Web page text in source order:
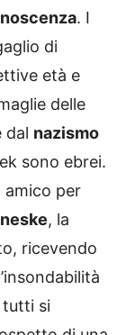
. I
di
età e
delle
dal nazismo
sono ebrei.
amico per
, la
ricevendo
tutti si